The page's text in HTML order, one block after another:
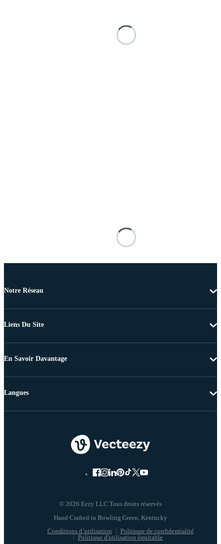
Notre Réseau
Liens Du Site
En Savoir Davantage
© 2026 Eezy LLC Tous droits réservés
Conditions d’utilisation
Politique de confidentialité
Politique d'utilisation équitable
Langues